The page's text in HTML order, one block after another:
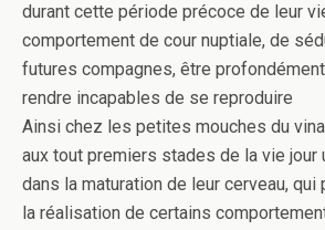
durant cette période précoce de leur
comportement de cour nuptiale, de
futures compagnes, être profondément
rendre incapables de se reproduire
Ainsi chez les petites mouches du
aux tout premiers stades de la vie jour
dans la maturation de leur cerveau, qui
la réalisation de certains